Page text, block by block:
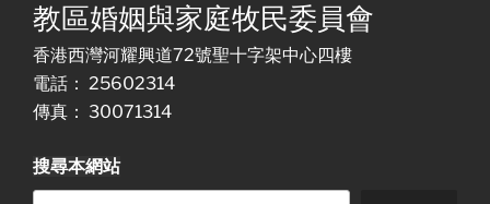
教區婚姻與家庭牧民委員會
香港西灣河耀興道72號聖十字架中心四樓
電話： 25602314
傳真： 30071314
搜尋本網站